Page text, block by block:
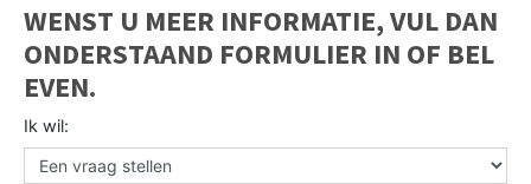
WENST U MEER INFORMATIE, VUL DAN
ONDERSTAAND FORMULIER IN OF BEL
EVEN.
Ik wil: